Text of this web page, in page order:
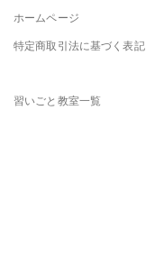
ホームページ
特定商取引法に基づく表記
習いごと教室一覧